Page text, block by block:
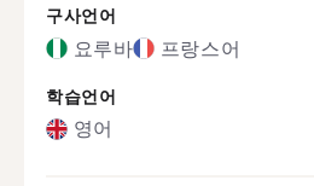
구사언어
요루바 프랑스어
학습언어
영어